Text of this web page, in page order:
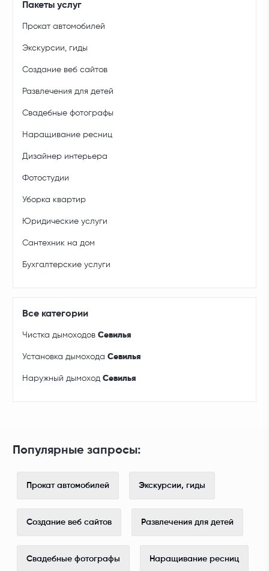
Пакеты услуг
Прокат автомобилей
Экскурсии, гиды
Создание веб сайтов
Развлечения для детей
Свадебные фотографы
Наращивание ресниц
Дизайнер интерьера
Фотостудии
Уборка квартир
Юридические услуги
Сантехник на дом
Бухгалтерские услуги
Все категории
Чистка дымоходовСевилья
Установка дымоходаСевилья
Наружный дымоходСевилья
Популярные запросы:
Прокат автомобилей Экскурсии, гиды
Создание веб сайтов Развлечения для детей
Свадебные фотографы Наращивание ресниц